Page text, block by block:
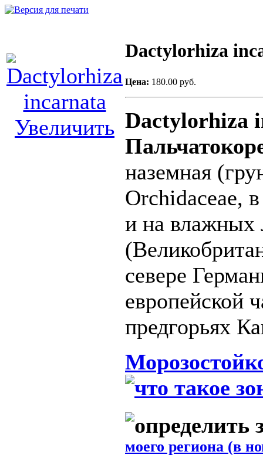
Увеличить
Dactylorhiza
Цена: 180.00 руб.
Dactylorhiza
наземная
Orchidaceae,
и на влажных
севере
европейской
предгорьях
моего региона (в